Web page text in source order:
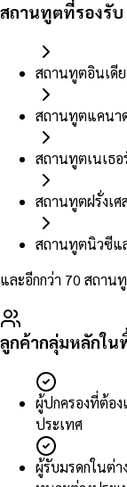
สถานทูตที่รองรับ
สถานทูตอินเดีย
สถานทูตแคนา
สถานทูตเนเธ
สถานทูตฝรั่งเศ
สถานทูตนิวซีแ
และอีกกว่า 70 สถาน
ลูกค้ากลุ่มหลักใ
ผู้ปกครองที่ต้อ
ประเทศ
ผู้รับมรดกในต่